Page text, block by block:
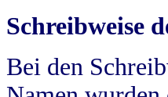
Schreibweise
Bei den